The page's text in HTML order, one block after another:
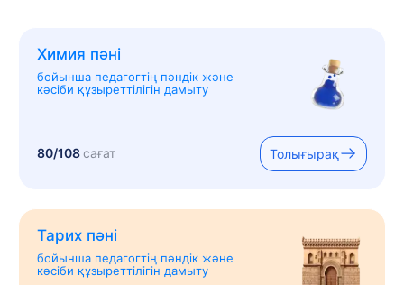
Химия пәні
бойынша педагогтің пәндік және
кәсіби құзыреттілігін дамыту
80/108сағат Толығырақ
Тарих пәні
бойынша педагогтің пәндік және
кәсіби құзыреттілігін дамыту